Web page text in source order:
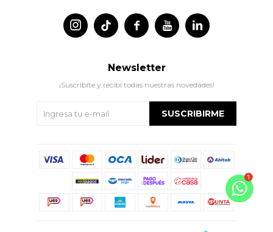
 
 
Newsletter
¡Suscribite y recibí todas nuestras novedades!
SUSCRIBIRME